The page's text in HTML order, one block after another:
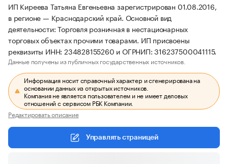
ИП Киреева Татьяна Евгеньевна зарегистрирован 01.08.2016,
в регионе — Краснодарский край. Основной вид
деятельности: Торговля розничная в нестационарных
торговых объектах прочими товарами. ИП присвоены
реквизиты ИНН: 234828155260 и ОГРНИП: 316237500041115.
Данные получены из публичных государственных источников.
Информация носит справочный характер и сгенерирована на
основании данных из открытых источников.
Компания не является пользователем и не имеет деловых
отношений с сервисом РБК Компании.
Редактировать описание
Управлять страницей